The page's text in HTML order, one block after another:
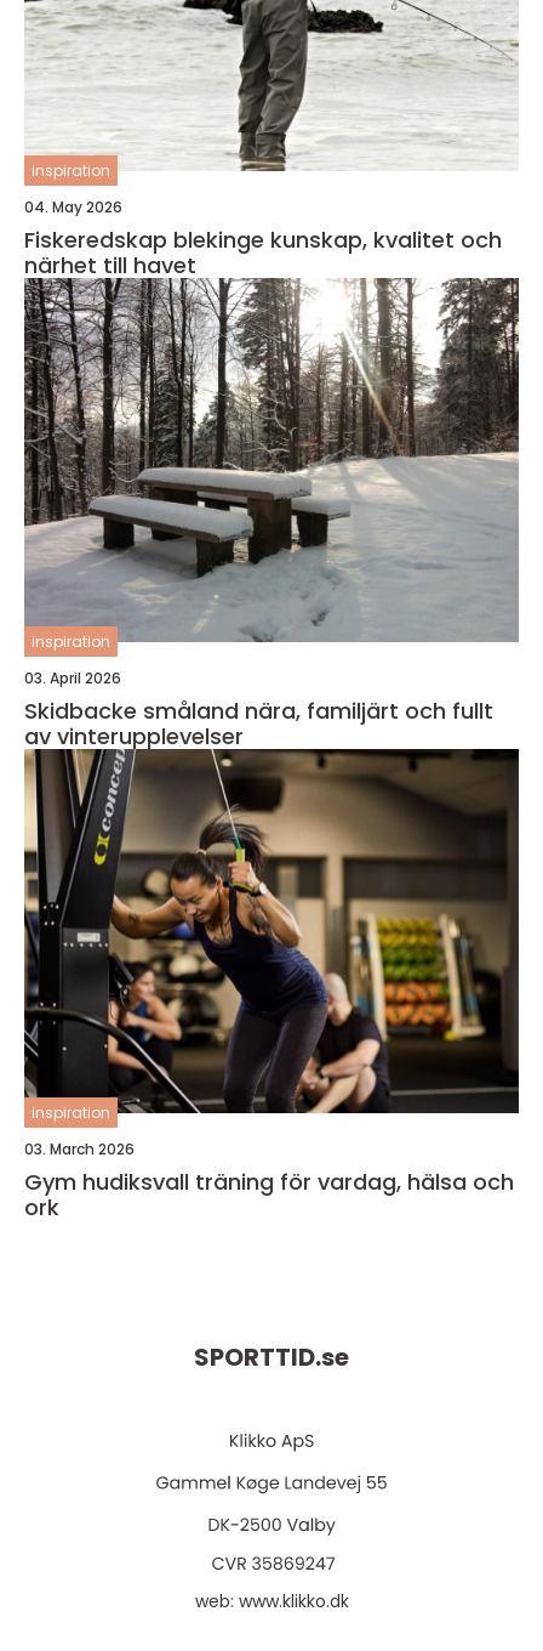
inspiration
04. May 2026
Fiskeredskap blekinge kunskap, kvalitet och
närhet till havet
inspiration
03. April 2026
Skidbacke småland nära, familjärt och fullt
av vinterupplevelser
inspiration
03. March 2026
Gym hudiksvall träning för vardag, hälsa och
ork
SPORTTID.se
web: www.klikko.dk